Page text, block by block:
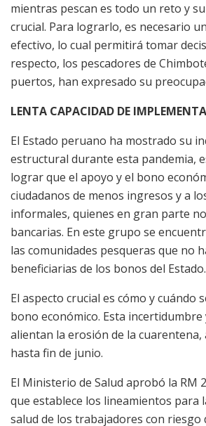
mientras pescan es todo un reto y
crucial. Para lograrlo, es necesario
efectivo, lo cual permitirá tomar
respecto, los pescadores de
puertos, han expresado su
LENTA CAPACIDAD DE
El Estado peruano ha mostrado su
estructural durante esta pandemia,
lograr que el apoyo y el bono
ciudadanos de menos ingresos y a
informales, quienes en gran parte
bancarias. En este grupo se
las comunidades pesqueras que no
beneficiarias de los bonos del Estado.
El aspecto crucial es cómo y cuándo
bono económico. Esta
alientan la erosión de la
hasta fin de junio.
El Ministerio de Salud aprobó la RM
que establece los lineamientos para
salud de los trabajadores con riesgo